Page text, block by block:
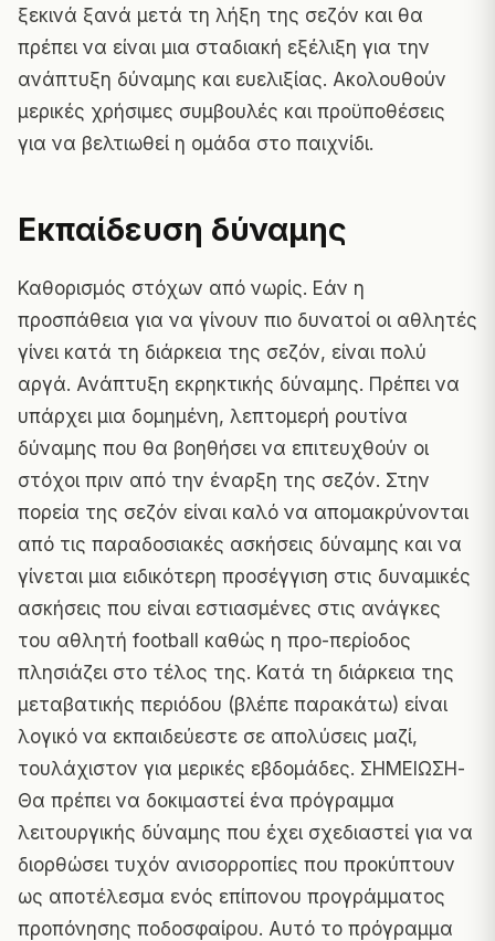
ξεκινά ξανά μετά τη λήξη της σεζόν και θα
πρέπει να είναι μια σταδιακή εξέλιξη για την
ανάπτυξη δύναμης και ευελιξίας. Ακολουθούν
μερικές χρήσιμες συμβουλές και προϋποθέσεις
για να βελτιωθεί η ομάδα στο παιχνίδι.
Εκπαίδευση δύναμης
Καθορισμός στόχων από νωρίς. Εάν η
προσπάθεια για να γίνουν πιο δυνατοί οι αθλητές
γίνει κατά τη διάρκεια της σεζόν, είναι πολύ
αργά. Ανάπτυξη εκρηκτικής δύναμης. Πρέπει να
υπάρχει μια δομημένη, λεπτομερή ρουτίνα
δύναμης που θα βοηθήσει να επιτευχθούν οι
στόχοι πριν από την έναρξη της σεζόν. Στην
πορεία της σεζόν είναι καλό να απομακρύνονται
από τις παραδοσιακές ασκήσεις δύναμης και να
γίνεται μια ειδικότερη προσέγγιση στις δυναμικές
ασκήσεις που είναι εστιασμένες στις ανάγκες
του αθλητή football καθώς η προ-περίοδος
πλησιάζει στο τέλος της. Κατά τη διάρκεια της
μεταβατικής περιόδου (βλέπε παρακάτω) είναι
λογικό να εκπαιδεύεστε σε απολύσεις μαζί,
τουλάχιστον για μερικές εβδομάδες. ΣΗΜΕΙΩΣΗ-
Θα πρέπει να δοκιμαστεί ένα πρόγραμμα
λειτουργικής δύναμης που έχει σχεδιαστεί για να
διορθώσει τυχόν ανισορροπίες που προκύπτουν
ως αποτέλεσμα ενός επίπονου προγράμματος
προπόνησης ποδοσφαίρου. Αυτό το πρόγραμμα